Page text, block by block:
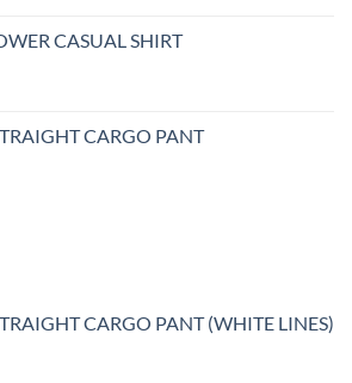
CASUAL SHIRT
CARGO PANT
CARGO PANT (WHITE LINES)